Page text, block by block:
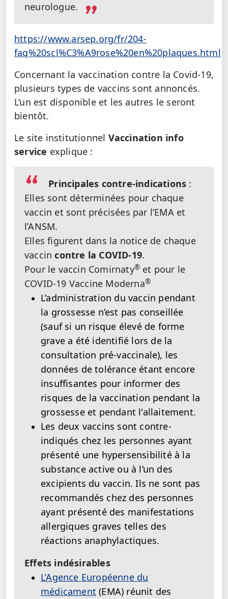
neurologue.
https://www.arsep.org/fr/204-
faq%20scl%C3%A9rose%20en%20plaques.html
Concernant la vaccination contre la Covid-19,
plusieurs types de vaccins sont annoncés.
L’un est disponible et les autres le seront
bientôt.
Le site institutionnel Vaccination info
service explique :
Principales contre-indications :
Elles sont déterminées pour chaque
vaccin et sont précisées par l’EMA et
l’ANSM.
Elles figurent dans la notice de chaque
vaccincontre la COVID-19.
Pour le vaccin Comirnaty® et pour le
COVID-19 Vaccine Moderna®
L’administration du vaccin pendant
la grossesse n’est pas conseillée
(sauf si un risque élevé de forme
grave a été identifié lors de la
consultation pré-vaccinale), les
données de tolérance étant encore
insuffisantes pour informer des
risques de la vaccination pendant la
grossesse et pendant l'allaitement.
Les deux vaccins sont contre-
indiqués chez les personnes ayant
présenté une hypersensibilité à la
substance active ou à l’un des
excipients du vaccin. Ils ne sont pas
recommandés chez des personnes
ayant présenté des manifestations
allergiques graves telles des
réactions anaphylactiques.
Effets indésirables
L’Agence Européenne du
médicament (EMA) réunit des